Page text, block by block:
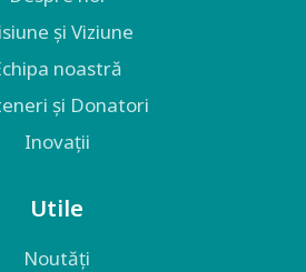
și Viziune
noastră
și Donatori
Inovații
Utile
Noutăți